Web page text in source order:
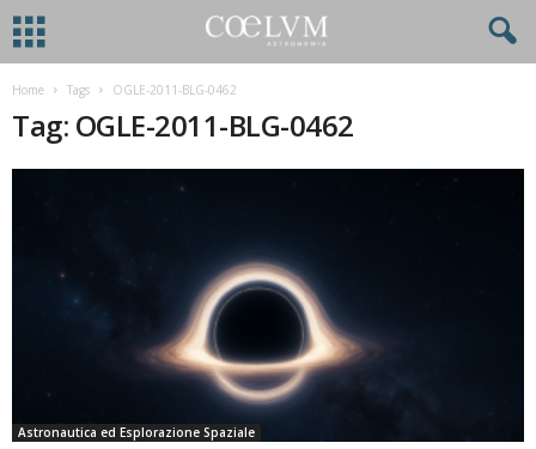
Home Tags OGLE-2011-BLG-0462
Tag: OGLE-2011-BLG-0462
Astronautica ed Esplorazione Spaziale